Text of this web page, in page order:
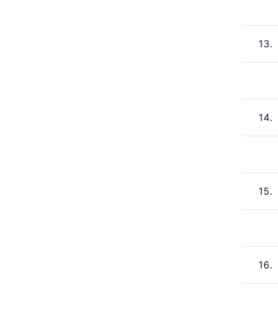
13.
14.
15.
16.